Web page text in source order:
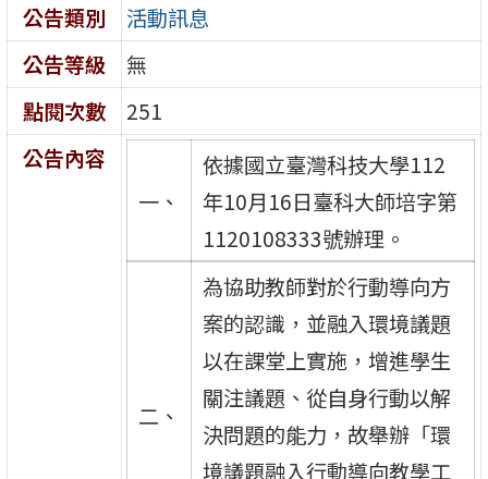
公告類別
活動訊息
公告等級
無
點閱次數
251
公告內容
一、
依據國立臺灣科技大學112
年10月16日臺科大師培字第
1120108333號辦理。
二、
為協助教師對於行動導向方
案的認識，並融入環境議題
以在課堂上實施，增進學生
關注議題、從自身行動以解
決問題的能力，故舉辦「環
境議題融入行動導向教學工